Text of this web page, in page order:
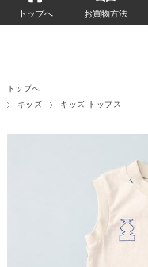
トップへ お買物方法
トップへ
キッズ
キッズ トップス